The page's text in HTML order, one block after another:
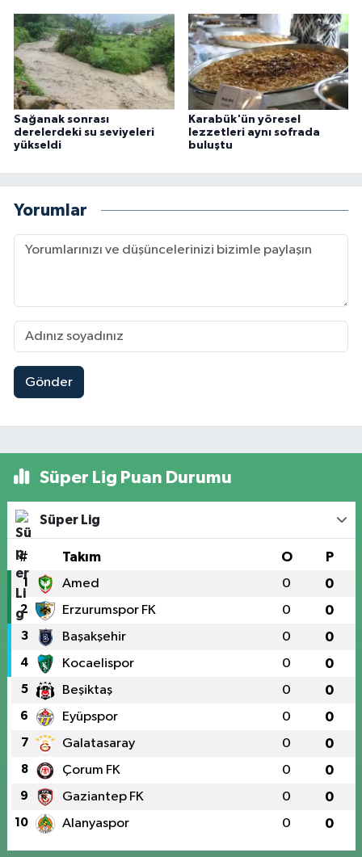
Sağanak sonrası
derelerdeki su seviyeleri
yükseldi
Karabük'ün yöresel
lezzetleri aynı sofrada
buluştu
Yorumlar
Gönder
Süper Lig Puan Durumu
Süper Lig
# Takım O P
1 Amed 0 0
2 Erzurumspor FK 0 0
3 Başakşehir 0 0
4 Kocaelispor 0 0
5 Beşiktaş 0 0
6 Eyüpspor 0 0
7 Galatasaray 0 0
8 Çorum FK 0 0
9 Gaziantep FK 0 0
10 Alanyaspor 0 0